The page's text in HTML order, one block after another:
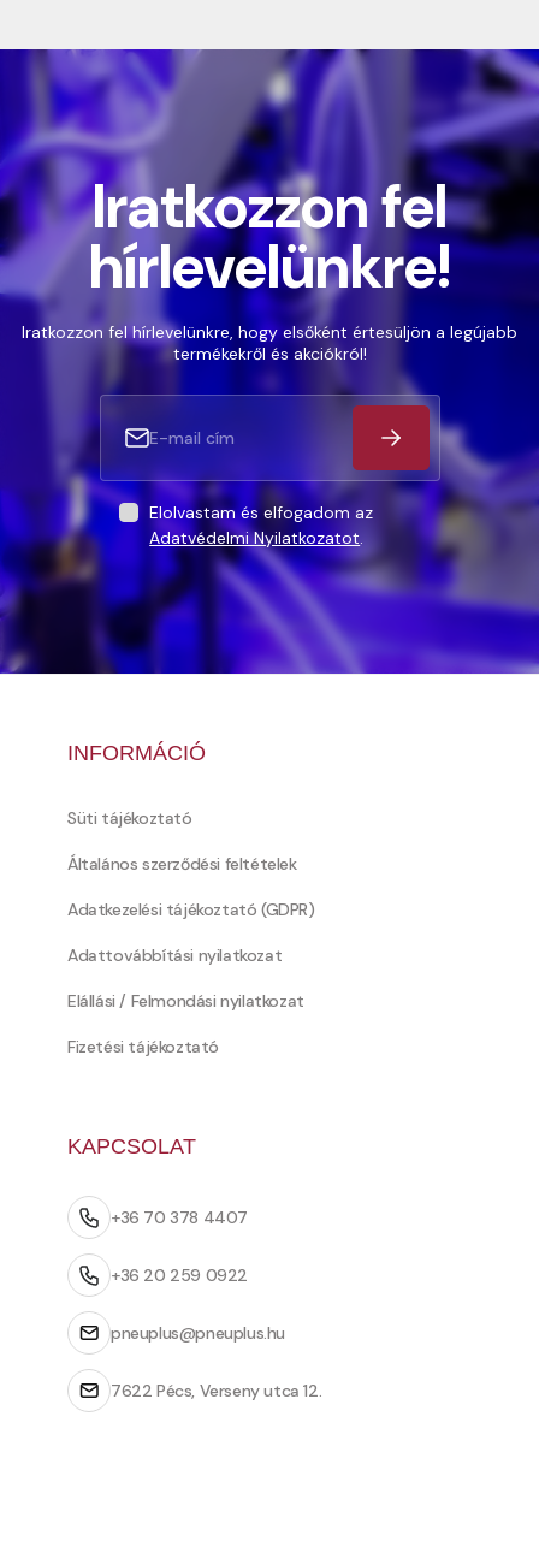
Iratkozzon fel
hírlevelünkre!
Iratkozzon fel hírlevelünkre, hogy elsőként értesüljön a legújabb
termékekről és akciókról!
Elolvastam és elfogadom az
Adatvédelmi Nyilatkozatot.
INFORMÁCIÓ
Süti tájékoztató
Általános szerződési feltételek
Adatkezelési tájékoztató (GDPR)
Adattovábbítási nyilatkozat
Elállási / Felmondási nyilatkozat
Fizetési tájékoztató
KAPCSOLAT
+36 70 378 4407
+36 20 259 0922
pneuplus@pneuplus.hu
7622 Pécs, Verseny utca 12.